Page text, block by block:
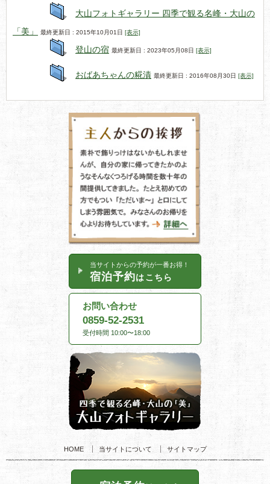
大山フォトギャラリー 四季で観る名峰・大山の
「美」
最終更新日 : 2015年10月01日 [表示]
登山の宿 最終更新日 : 2023年05月08日 [表示]
おばあちゃんの糀漬 最終更新日 : 2016年08月30日 [表示]
当サイトからの予約が一番お得！
宿泊予約はこちら
お問い合わせ
0859-52-2531
受付時間 10:00〜18:00
HOME 当サイトについて サイトマップ